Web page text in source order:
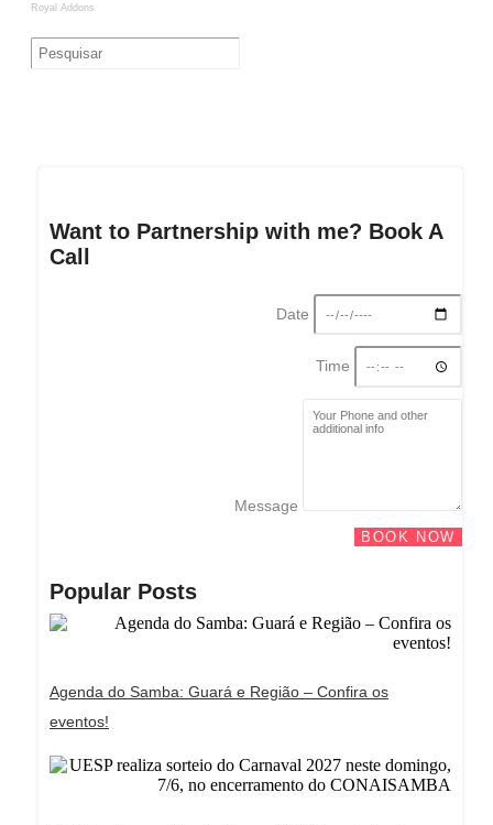
Royal Addons
Want to Partnership with me? Book A
Call
Date
Time
Message
BOOK NOW
Popular Posts
Agenda do Samba: Guará e Região – Confira os
eventos!